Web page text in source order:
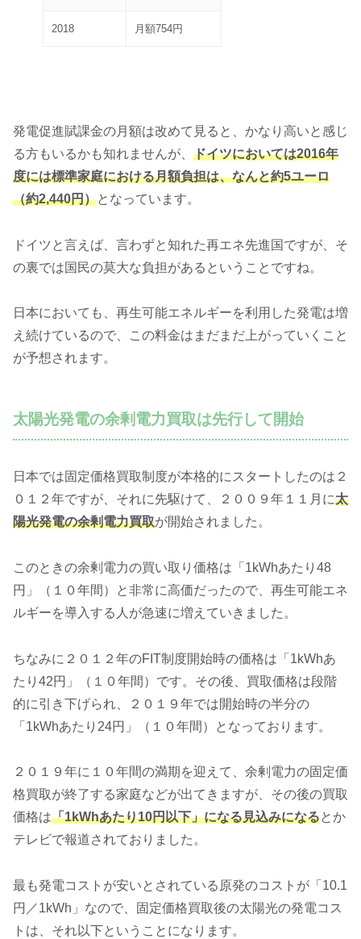
2018 月額754円
発電促進賦課金の月額は改めて見ると、かなり高いと感じ
る方もいるかも知れませんが、 ドイツにおいては2016年
度には標準家庭における月額負担は、なんと約5ユーロ
（約2,440円）となっています。
ドイツと言えば、言わずと知れた再エネ先進国ですが、そ
の裏では国民の莫大な負担があるということですね。
日本においても、再生可能エネルギーを利用した発電は増
え続けているので、この料金はまだまだ上がっていくこと
が予想されます。
太陽光発電の余剰電力買取は先行して開始
日本では固定価格買取制度が本格的にスタートしたのは２
０１２年ですが、それに先駆けて、２００９年１１月に太
陽光発電の余剰電力買取が開始されました。
このときの余剰電力の買い取り価格は「1kWhあたり48
円」（１０年間）と非常に高価だったので、再生可能エネ
ルギーを導入する人が急速に増えていきました。
ちなみに２０１２年のFIT制度開始時の価格は「1kWhあ
たり42円」（１０年間）です。その後、買取価格は段階
的に引き下げられ、２０１９年では開始時の半分の
「1kWhあたり24円」（１０年間）となっております。
２０１９年に１０年間の満期を迎えて、余剰電力の固定価
格買取が終了する家庭などが出てきますが、その後の買取
価格は「1kWhあたり10円以下」になる見込みになるとか
テレビで報道されておりました。
最も発電コストが安いとされている原発のコストが「10.1
円／1kWh」なので、固定価格買取後の太陽光の発電コス
トは、それ以下ということになります。